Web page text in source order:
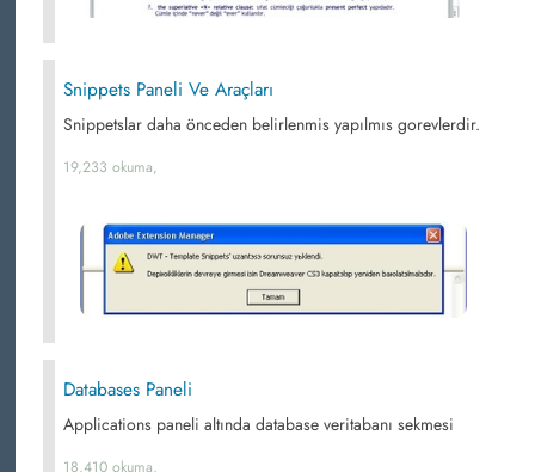
Snippets Paneli Ve Araçları
Snippetslar daha önceden belirlenmis yapılmıs gorevlerdir.
19,233 okuma,
Databases Paneli
Applications paneli altında database veritabanı sekmesi
18,410 okuma,